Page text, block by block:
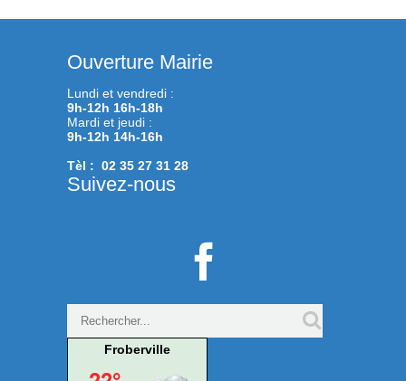
Ouverture Mairie
Lundi et vendredi :
9h-12h 16h-18h
Mardi et jeudi :
9h-12h 14h-16h
Tèl : 02 35 27 31 28
Suivez-nous

Froberville